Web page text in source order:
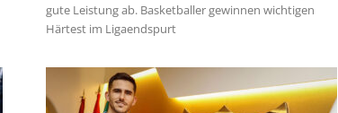
gute Leistung ab. Basketballer gewinnen wichtigen
Härtest im Ligaendspurt